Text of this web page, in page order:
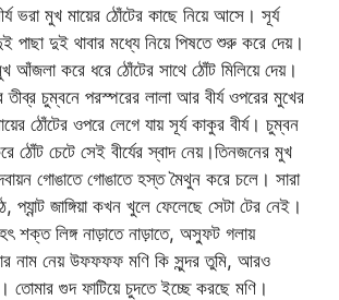
ভরা মুখ মায়ের ঠোঁটের কাছে নিয়ে আসে। সূর্য
পাছা দুই থাবার মধ্যে নিয়ে পিষতে শুরু করে দেয়।
আঁজলা করে ধরে ঠোঁটের সাথে ঠোঁট মিলিয়ে দেয়।
তীব্র চুম্বনে পরস্পরের লালা আর বীর্য ওপরের মুখের
ঠোঁটের ওপরে লেগে যায় সূর্য কাকুর বীর্য। চুম্বন
ঠোঁট চেটে সেই বীর্যের স্বাদ নেয়।তিনজনের মুখ
গোঙাতে গোঙাতে হস্ত মৈথুন করে চলে। সারা
প্যান্ট জাঙ্গিয়া কখন খুলে ফেলেছে সেটা টের নেই।
শক্ত লিঙ্গ নাড়াতে নাড়াতে, অস্ফুট গলায়
নাম নেয় উফফফফ মণি কি সুন্দর তুমি, আরও
গুদ ফাটিয়ে চুদতে ইচ্ছে করছে মণি।